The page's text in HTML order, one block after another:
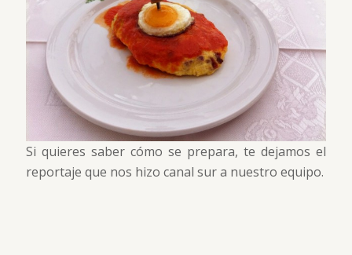
Si quieres saber cómo se prepara, te dejamos el
reportaje que nos hizo canal sur a nuestro equipo.